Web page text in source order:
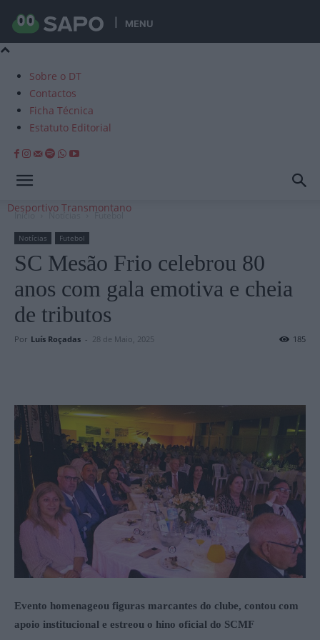
MENU
Sobre o DT
Contactos
Ficha Técnica
Estatuto Editorial
Desportivo Transmontano
Início Notícias Futebol
Notícias Futebol
SC Mesão Frio celebrou 80
anos com gala emotiva e cheia
de tributos
Por Luís Roçadas - 28 de Maio, 2025 185
Evento homenageou figuras marcantes do clube, contou com
apoio institucional e estreou o hino oficial do SCMF